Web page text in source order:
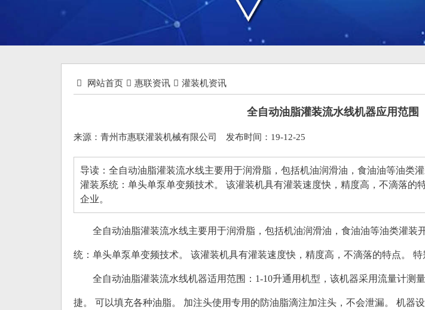
网站首页 惠联资讯 灌装机资讯
全自动油脂灌装流水线机器应用范围
来源：青州市惠联灌装机械有限公司 发布时间：19-12-25
导读：全自动油脂灌装流水线主要用于润滑脂，包括机油润滑油，食油油等油类
灌装系统：单头单泵单变频技术。 该灌装机具有灌装速度快，精度高，不滴落的
企业。
全自动油脂灌装流水线主要用于润滑脂，包括机油润滑油，食油油等油类灌装
统：单头单泵单变频技术。 该灌装机具有灌装速度快，精度高，不滴落的特点。 特
全自动油脂灌装流水线机器适用范围：1-10升通用机型，该机器采用流量计测
捷。 可以填充各种油脂。 加注头使用专用的防油脂滴注加注头，不会泄漏。 机器